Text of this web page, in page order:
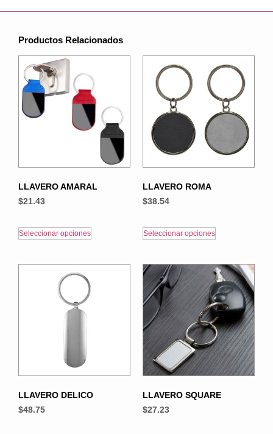
Productos Relacionados
LLAVERO AMARAL
$21.43
Seleccionar opciones
LLAVERO ROMA
$38.54
Seleccionar opciones
LLAVERO DELICO
$48.75
LLAVERO SQUARE
$27.23